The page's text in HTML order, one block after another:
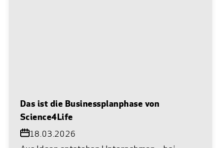
Science4Life Energy Award ausgezeichnet.
Vor Ort in bester Location feierten und
netzwerkten die Teams mit
Branchenexperten, Förderern und anderen
Das ist die Businessplanphase von
Science4Life
18.03.2026